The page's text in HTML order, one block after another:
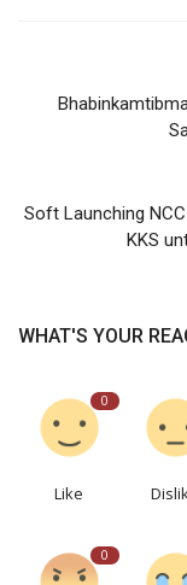
Soft Launching
KKS
WHAT'S YOUR
0
Like
0